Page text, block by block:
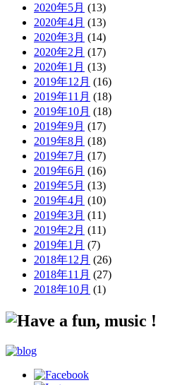
2020年5月 (13)
2020年4月 (13)
2020年3月 (14)
2020年2月 (17)
2020年1月 (13)
2019年12月 (16)
2019年11月 (18)
2019年10月 (18)
2019年9月 (17)
2019年8月 (18)
2019年7月 (17)
2019年6月 (16)
2019年5月 (13)
2019年4月 (10)
2019年3月 (11)
2019年2月 (11)
2019年1月 (7)
2018年12月 (26)
2018年11月 (27)
2018年10月 (1)